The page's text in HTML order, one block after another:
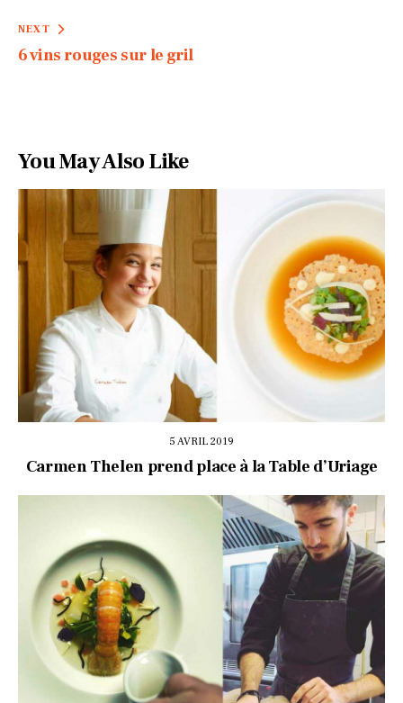
NEXT
6 vins rouges sur le gril
You May Also Like
5 AVRIL 2019
Carmen Thelen prend place à la Table d’Uriage